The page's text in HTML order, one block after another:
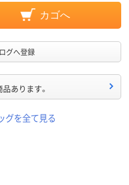
カゴへ
グへ登録
品あります。
グを全て見る